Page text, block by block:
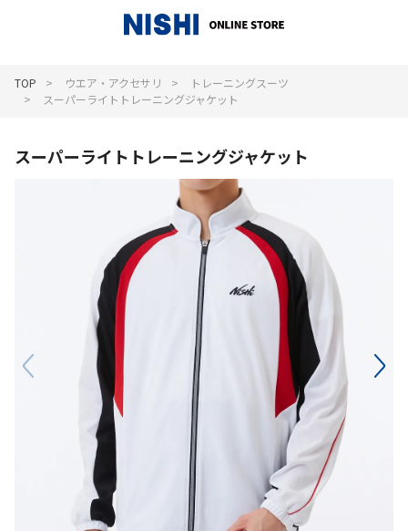
TOP ウエア・アクセサリ
トレーニングスーツ
スーパーライトトレーニングジャケット
スーパーライトトレーニングジャケット